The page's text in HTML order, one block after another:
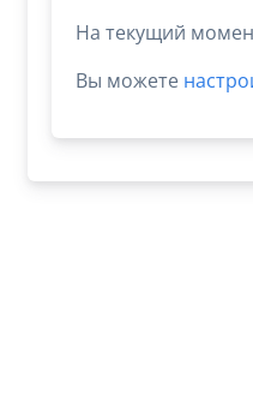
На текущий
Вы можете